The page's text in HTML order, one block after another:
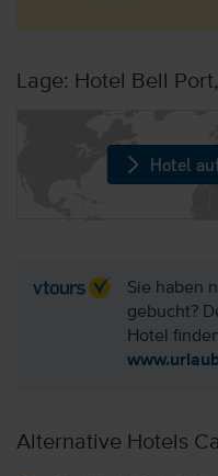
Lage: Hotel Bell
Hotel
Sie haben
gebucht?
Hotel
Alternative Hotels